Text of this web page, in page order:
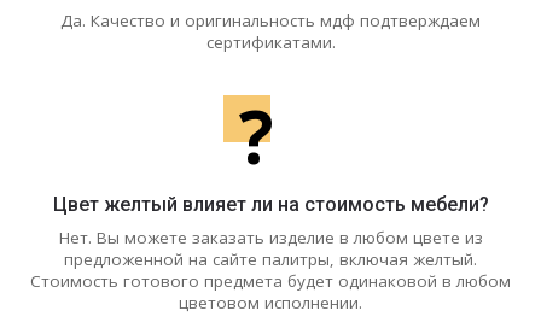
Да. Качество и оригинальность мдф подтверждаем
сертификатами.
?
Цвет желтый влияет ли на стоимость мебели?
Нет. Вы можете заказать изделие в любом цвете из
предложенной на сайте палитры, включая желтый.
Стоимость готового предмета будет одинаковой в любом
цветовом исполнении.